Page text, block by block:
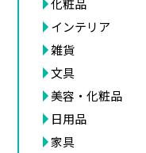
化粧品
インテリア
雑貨
文具
美容・化粧品
日用品
家具